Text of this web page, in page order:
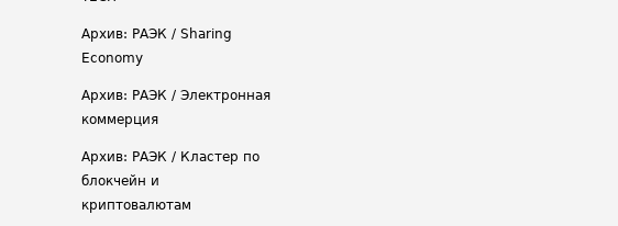
Архив: РАЭК / Sharing
Economy
Архив: РАЭК / Электронная
коммерция
Архив: РАЭК / Кластер по
блокчейн и
криптовалютам